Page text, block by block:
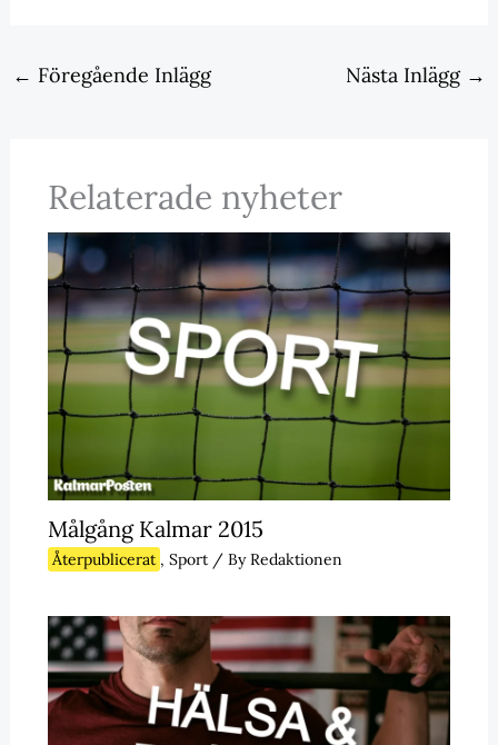
← Föregående Inlägg Nästa Inlägg →
Relaterade nyheter
Målgång Kalmar 2015
Återpublicerat , Sport/ ByRedaktionen